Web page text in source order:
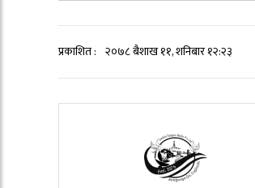
प्रकाशित : २०७८ बैशाख ११, शनिबार १२:२३